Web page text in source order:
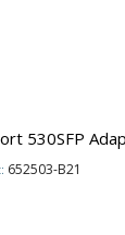
530SFP
652503-B21